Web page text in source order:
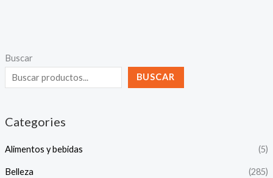
Buscar
BUSCAR
Categories
Alimentos y bebidas (5)
Belleza
(285)